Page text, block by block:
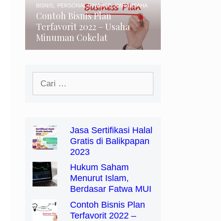
Contoh Bisnis Plan
Terfavorit 2022 – Usaha
Minuman Cokelat
BISNIS PERSONAL FINANCE,WIRAUSAHA
Jasa Sertifikasi Halal
Gratis di Balikpapan
2023
Hukum Saham
Menurut Islam,
Berdasar Fatwa MUI
Contoh Bisnis Plan
Terfavorit 2022 –